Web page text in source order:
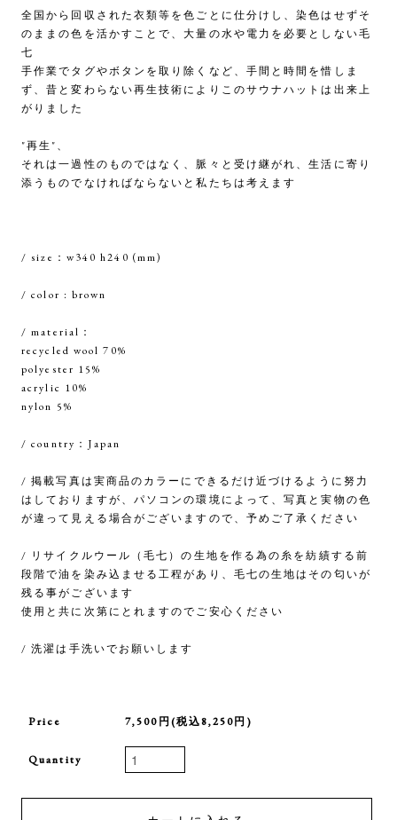
全国から回収された衣類等を色ごとに仕分けし、染色はせずそ
のままの色を活かすことで、大量の水や電力を必要としない毛
七
手作業でタグやボタンを取り除くなど、手間と時間を惜しま
ず、昔と変わらない再生技術によりこのサウナハットは出来上
がりました
"再生"、
それは一過性のものではなく、脈々と受け継がれ、生活に寄り
添うものでなければならないと私たちは考えます
/ size：w340 h240 (mm)
/ color : brown
/ material：
recycled wool 70%
polyester 15%
acrylic 10%
nylon 5%
/ country：Japan
/ 掲載写真は実商品のカラーにできるだけ近づけるように努力
はしておりますが、パソコンの環境によって、写真と実物の色
が違って見える場合がございますので、予めご了承ください
/ リサイクルウール（毛七）の生地を作る為の糸を紡績する前
段階で油を染み込ませる工程があり、毛七の生地はその匂いが
残る事がございます
使用と共に次第にとれますのでご安心ください
/ 洗濯は手洗いでお願いします
Price 7,500円(税込8,250円)
Quantity